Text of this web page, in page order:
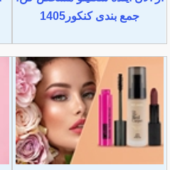
جمع بندی کنکور1405